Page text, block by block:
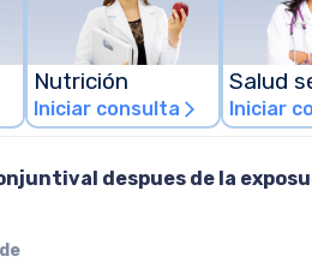
Nutrición
Iniciar consulta arrow_forward_ios
Salud
Iniciar
despues de la